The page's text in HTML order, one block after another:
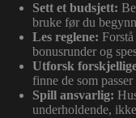
Sett et budsjett:
bruke før du
Les reglene:
bonusrunder og
Utforsk
finne de som
Spill ansvarlig:
underholdende,